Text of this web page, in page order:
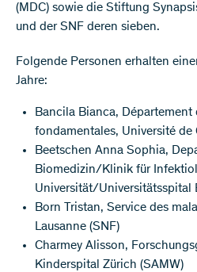
(MDC) sowie die Stiftung
und der SNF deren sieben.
Folgende Personen erhalten
Jahre:
Bancila Bianca, Département
fondamentales, Université de
Beetschen Anna Sophia,
Biomedizin/Klinik für
Universität/Universitätsspital
Born Tristan, Service des
Lausanne (SNF)
Charmey Alisson,
Kinderspital Zürich (SAMW)